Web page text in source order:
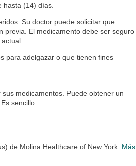
hasta (14) días.
Su doctor puede solicitar que
previa. El medicamento debe ser seguro
para adelgazar o que tienen fines
medicamentos. Puede obtener un
sencillo.
de Molina Healthcare of New York. Más